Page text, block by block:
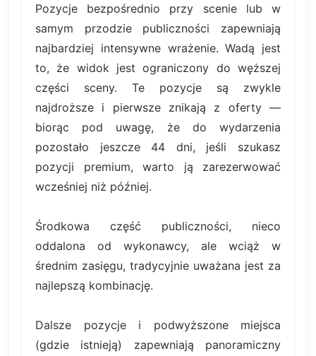
Pozycje bezpośrednio przy scenie lub w
samym przodzie publiczności zapewniają
najbardziej intensywne wrażenie. Wadą jest
to, że widok jest ograniczony do węższej
części sceny. Te pozycje są zwykle
najdroższe i pierwsze znikają z oferty —
biorąc pod uwagę, że do wydarzenia
pozostało jeszcze 44 dni, jeśli szukasz
pozycji premium, warto ją zarezerwować
wcześniej niż później.
Środkowa część publiczności, nieco
oddalona od wykonawcy, ale wciąż w
średnim zasięgu, tradycyjnie uważana jest za
najlepszą kombinację.
Dalsze pozycje i podwyższone miejsca
(gdzie istnieją) zapewniają panoramiczny